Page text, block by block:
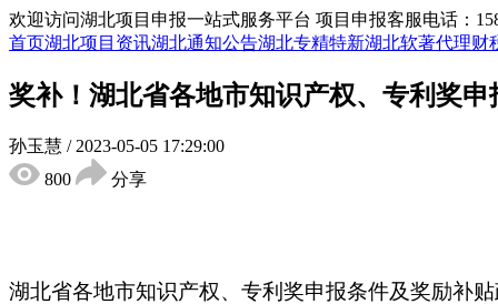
欢迎访问湖北项目申报一站式服务平台 项目申报客服电话：
首页湖北项目资讯湖北通知公告湖北专精特新湖北软著代理财
奖补！湖北省各地市知识产权、专利奖
孙玉慧 / 2023-05-05 17:29:00
800
分享
湖北省各地市知识产权、专利奖申报条件及奖励补